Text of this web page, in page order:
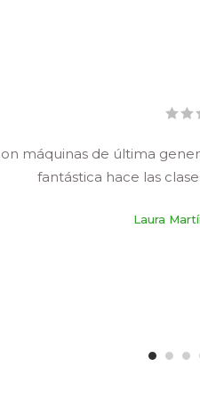
máquinas de última
fantástica hace las
Laura